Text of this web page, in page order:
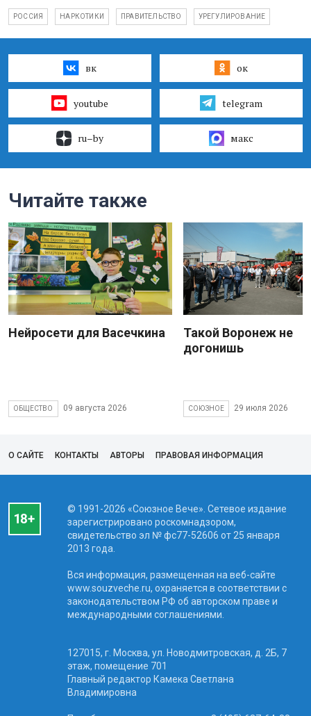
РОССИЯ НАРКОТИКИ ПРАВИТЕЛЬСТВО УРЕГУЛИРОВАНИЕ
вк ок
youtube telegram
ru–by макс
Читайте также
Нейросети для Васечкина
ОБЩЕСТВО 09 августа 2026
Такой Воронеж не
догонишь
СОЮЗНОЕ 29 июля 2026
О САЙТЕ КОНТАКТЫ АВТОРЫ ПРАВОВАЯ ИНФОРМАЦИЯ
© 1991-2026 «Союзное Вече». Сетевое издание
зарегистрировано роскомнадзором,
свидетельство эл № фc77-52606 от 25 января
2013 года.
Вся информация, размещенная на веб-сайте
www.souzveche.ru, охраняется в соответствии с
законодательством РФ об авторском праве и
международными соглашениями.
127015, г. Москва, ул. Новодмитровская, д. 2Б, 7
этаж, помещение 701
Главный редактор Камека Светлана
Владимировна